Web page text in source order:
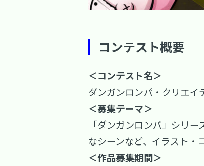
コンテスト概要
＜コンテスト名＞
ダンガンロンパ・クリエイ
＜募集テーマ＞
「ダンガンロンパ」シリ
なシーンなど、イラスト・
＜作品募集期間＞